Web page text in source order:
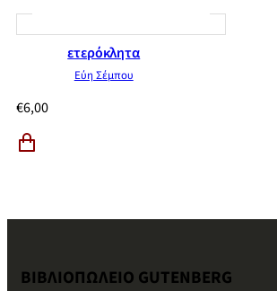
ετερόκλητα
Εύη Σέμπου
€6,00
ΒΙΒΛΙΟΠΩΛΕΙΟ GUTENBERG